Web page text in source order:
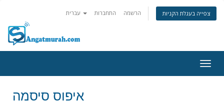
התחברות הרשמה צפייה בעגלת הקניות
איפוס סיסמה